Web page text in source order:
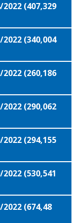
(407,329
(340,004
(260,186
(290,062
(294,155
(530,541
(674,48